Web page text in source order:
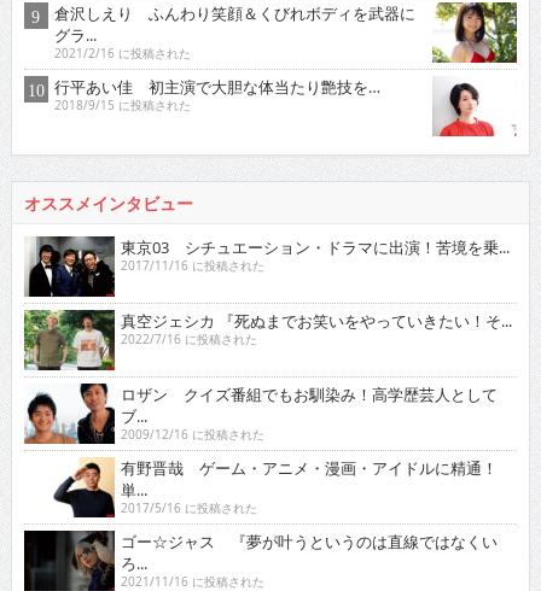
倉沢しえり ふんわり笑顔＆くびれボディを武器に
グラ...
2021/2/16 に投稿された
行平あい佳 初主演で大胆な体当たり艶技を…
2018/9/15 に投稿された
オススメインタビュー
東京03 シチュエーション・ドラマに出演！苦境を乗...
2017/11/16 に投稿された
真空ジェシカ 『死ぬまでお笑いをやっていきたい！そ...
2022/7/16 に投稿された
ロザン クイズ番組でもお馴染み！高学歴芸人として
ブ...
2009/12/16 に投稿された
有野晋哉 ゲーム・アニメ・漫画・アイドルに精通！
単...
2017/5/16 に投稿された
ゴー☆ジャス 『夢が叶うというのは直線ではなくい
ろ...
2021/11/16 に投稿された